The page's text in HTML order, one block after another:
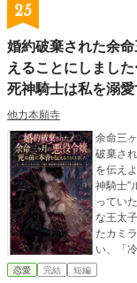
25
婚約破棄された余
えることにしまし
死神騎士は私を溺
他力本願寺
余命三
破棄さ
を伝え
神騎士”
ってい
な王太
たカミ
い、「
リアを選ぶ。 けれど、カミラが去った
恋愛 完結 短編